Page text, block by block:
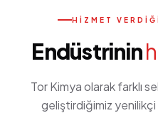
HIZMET
Endüstrinin
Tor Kimya olarak farklı
geliştirdiğimiz